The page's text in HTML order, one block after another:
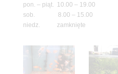
pon. – piąt. 10.00 – 19.00
sob. 8.00 – 15.00
niedz. zamknięte